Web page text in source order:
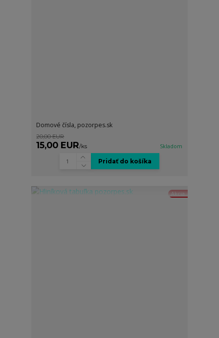
Domové čísla, pozorpes.sk
20,00 EUR
15,00 EUR/ks Skladom
Pridať do košíka
Akcia